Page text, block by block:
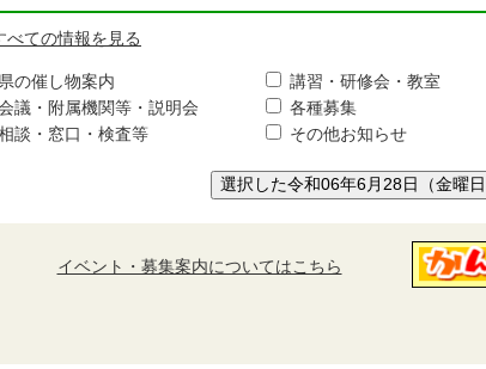
べての情報を見る
の催し物案内 講習・研修会・教室
議・附属機関等・説明会
各種募集
談・窓口・検査等
その他お知らせ
選択した令和06年6月28日（金曜
イベント・募集案内についてはこちら